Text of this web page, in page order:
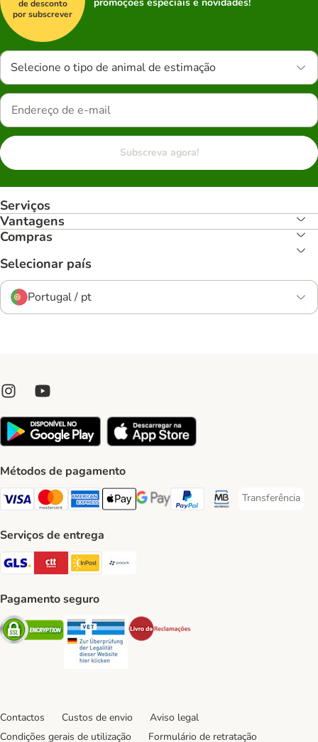
de desconto
por subscrever
Selecione o tipo de animal de estimação
Subscreva agora!
Serviços
Vantagens
Compras
Selecionar país
Portugal / pt
Métodos de pagamento
Visa Payment Method
Mastercard Payment Method
American Express Payment Method
Apple Pay Payment Method
Google Pay Payment Method
PayPal Payment Method
Multibanco Payment
Transferência
Transferência
Serviços de entrega
GLS Shipping Method
CTTExpress Shipping Method
InPost Shipping Method
Pagamento seguro
Security Security
Contactos Custos de envio
Aviso legal
Condições gerais de utilização
Formulário de retratação